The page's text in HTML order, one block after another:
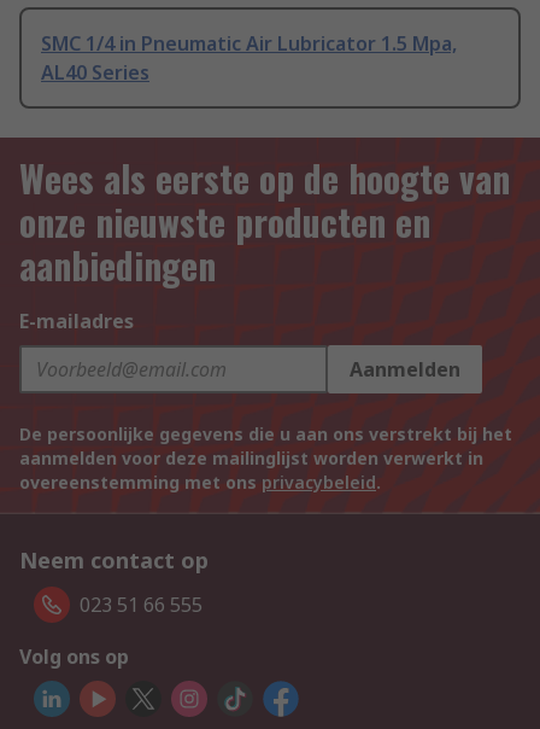
SMC 1/4 in Pneumatic Air Lubricator 1.5 Mpa,
AL40 Series
Wees als eerste op de hoogte van
onze nieuwste producten en
aanbiedingen
E-mailadres
Aanmelden
De persoonlijke gegevens die u aan ons verstrekt bij het
aanmelden voor deze mailinglijst worden verwerkt in
overeenstemming met ons privacybeleid.
Neem contact op
023 51 66 555
Volg ons op